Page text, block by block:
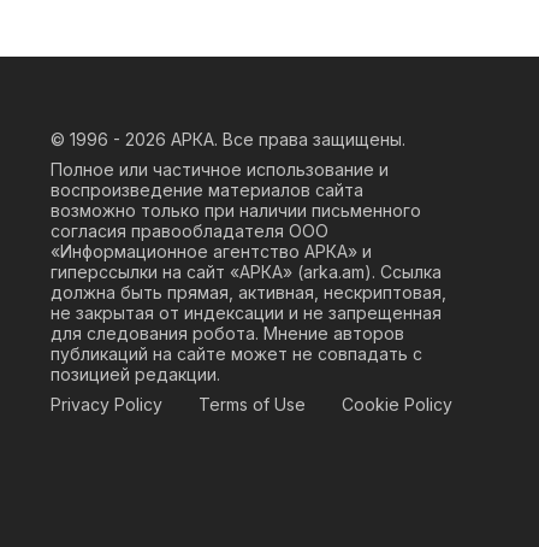
© 1996 - 2026 АРКА. Все права защищены.
Полное или частичное использование и
воспроизведение материалов сайта
возможно только при наличии письменного
согласия правообладателя ООО
«Информационное агентство АРКА» и
гиперссылки на сайт «АРКА» (arka.am). Ссылка
должна быть прямая, активная, нескриптовая,
не закрытая от индексации и не запрещенная
для следования робота. Мнение авторов
публикаций на сайте может не совпадать с
позицией редакции.
Privacy Policy
Terms of Use Cookie Policy